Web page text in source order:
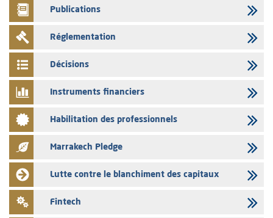
04/08/2026
L’AMMC met sur son site internet les publications réalisées par les
émetteurs en date du 4 août 2026
Saham Bank – Mise à jour annuelle du dossier d’information relatif au
03/08/2026
L’AMMC met sur son site internet les publications réalisées par les
émetteurs en date du 3 août 2026
03/08/2026
Liste des agréments et visas d'OPCVM accordés par l'AMMC pour le
mois de juillet 2026
03/08/2026
L' AMMC publie les indicateurs mensuels du marché des capitaux pour
Publications
Réglementation
Décisions
Instruments financiers
Habilitation des professionnels
Marrakech Pledge
Lutte contre le blanchiment des capitaux
Fintech